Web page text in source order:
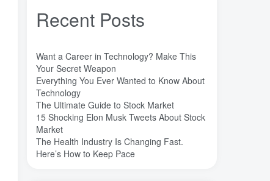
特点介绍
标签云
魔法(1) 高熵合金(3) 雷军 (3) 陶瓷
长期主义 (3)
销售(0) 量子金属态(0) 追梦少年(1)
达芬奇(1) 超分辨显微成像
Recent Posts
Want a Career in Technology? Make This
Your Secret Weapon
Everything You Ever Wanted to Know About
Technology
The Ultimate Guide to Stock Market
15 Shocking Elon Musk Tweets About Stock
Market
The Health Industry Is Changing Fast.
Here’s How to Keep Pace